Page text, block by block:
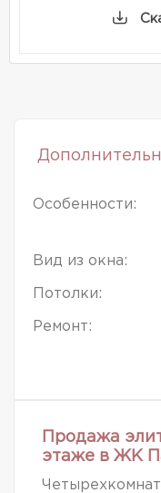
Особенности:
Вид из окна:
Потолки:
Ремонт:
Продажа
этаже в ЖК